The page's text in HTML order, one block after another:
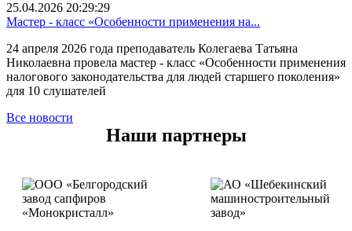
25.04.2026 20:29:29
Мастер - класс «Особенности применения на...
24 апреля 2026 года преподаватель Колегаева Татьяна
Николаевна провела мастер - класс «Особенности применения
налогового законодательства для людей старшего поколения»
для 10 слушателей
Все новости
Наши партнеры